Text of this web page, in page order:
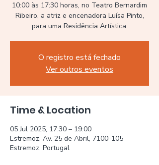
10:00 às 17:30 horas, no Teatro Bernardim
Ribeiro, a atriz e encenadora Luísa Pinto,
O registro está fechado
Ver outros eventos
Time & Location
05 Jul 2025, 17:30 – 19:00
Estremoz, Av. 25 de Abril, 7100-105
Estremoz, Portugal